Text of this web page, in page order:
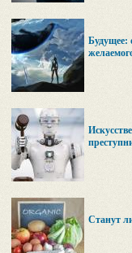
Будущее:
Станут